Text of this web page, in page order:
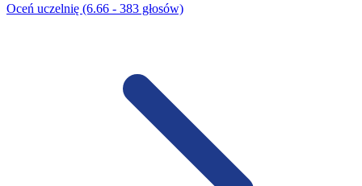
Oceń uczelnię (6.66 - 383 głosów)